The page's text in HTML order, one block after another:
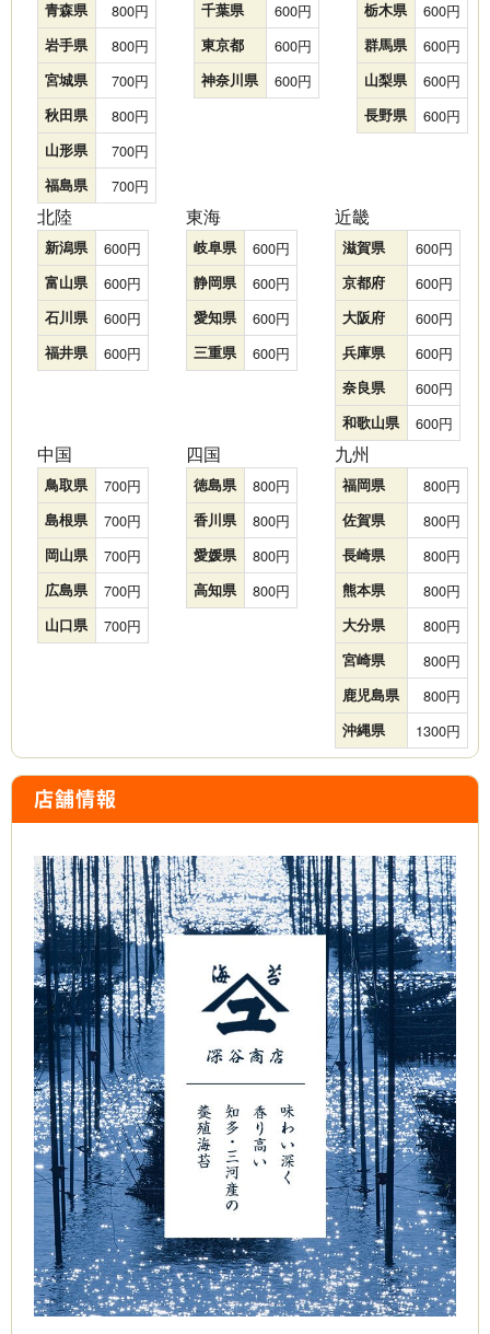
青森県 800
岩手県 800
宮城県 700
秋田県 800
山形県 700
福島県 700
千葉県 600
東京都 600
神奈川県 600
栃木県 600
群馬県 600
山梨県 600
長野県 600
北陸
新潟県 600
富山県 600
石川県 600
福井県 600
東海
岐阜県 600
静岡県 600
愛知県 600
三重県 600
近畿
滋賀県 600
京都府 600
大阪府 600
兵庫県 600
奈良県 600
和歌山県 600
中国
鳥取県 700
島根県 700
岡山県 700
広島県 700
山口県 700
四国
徳島県 800
香川県 800
愛媛県 800
高知県 800
九州
福岡県 800
佐賀県 800
長崎県 800
熊本県 800
大分県 800
宮崎県 800
鹿児島県 800
沖縄県 1300
店舗情報